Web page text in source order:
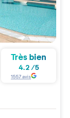
Très bien
4.2/5
1557avis